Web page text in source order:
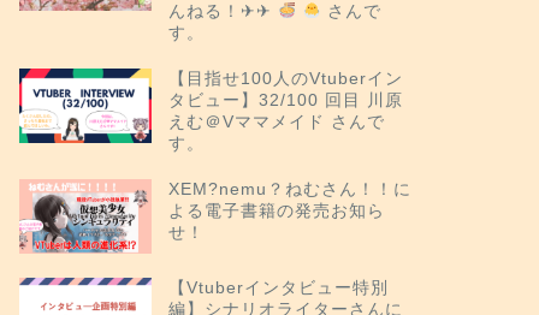
んねる！✈︎✈︎
さんで
す。
【目指せ100人のVtuberイン
タビュー】32/100 回目 川原
えむ＠Vママメイド さんで
す。
XEM?nemu？ねむさん！！に
よる電子書籍の発売お知ら
せ！
【Vtuberインタビュー特別
編】シナリオライターさんに